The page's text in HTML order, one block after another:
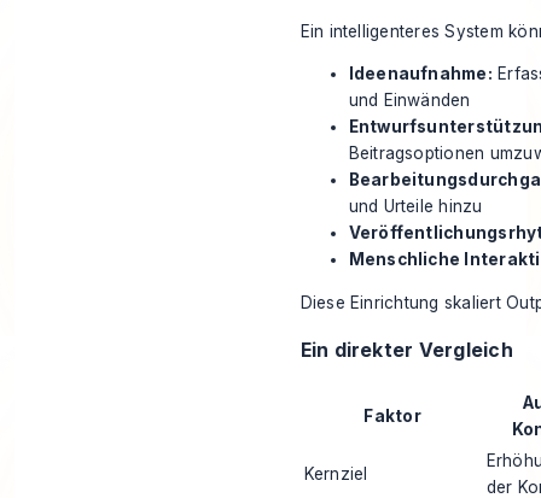
Ein intelligenteres System
Ideenaufnahme:
und Einwänden
Beitragsoptionen
und Urteile hinzu
Menschliche
Diese Einrichtung skaliert
Ein direkter Vergleich
Faktor
Kernziel
der